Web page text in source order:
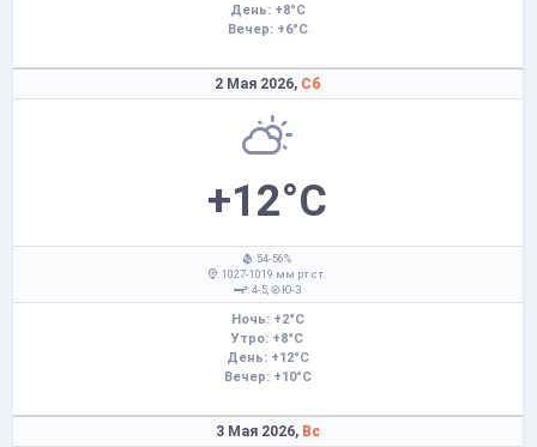
День: +8°C
Вечер: +6°C
2 Мая 2026, Сб
+12°C
: 54-56%
: 1027-1019 мм рт.ст.
: 4-5,
Ю-З
Ночь: +2°C
Утро: +8°C
День: +12°C
Вечер: +10°C
3 Мая 2026, Вс